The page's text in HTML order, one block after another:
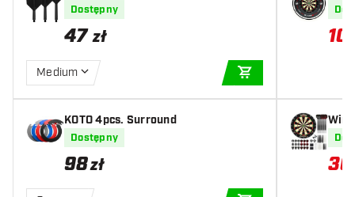
Dostępny
47 zł
Medium
KOTO 4pcs. Surround
Dostępny
98zł
u
tki